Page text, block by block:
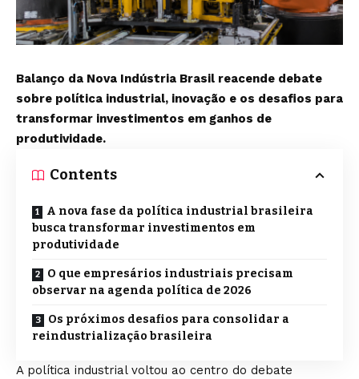
Balanço da Nova Indústria Brasil reacende debate
sobre política industrial, inovação e os desafios para
transformar investimentos em ganhos de
produtividade.
Contents
A nova fase da política industrial brasileira
busca transformar investimentos em
produtividade
O que empresários industriais precisam
observar na agenda política de 2026
Os próximos desafios para consolidar a
reindustrialização brasileira
A política industrial voltou ao centro do debate